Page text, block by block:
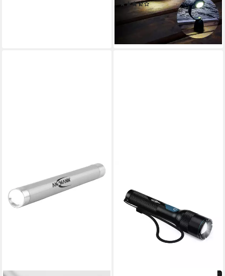
(8)
ab 11,70 € UVP16,00 €
lieferbar - in 2-3 Werktagen bei dir